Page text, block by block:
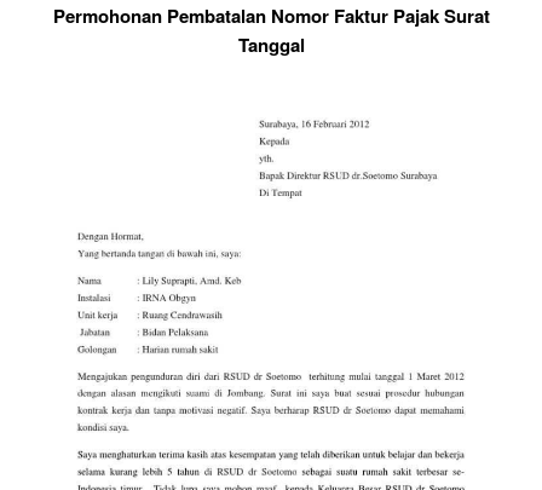
Permohonan Pembatalan Nomor Faktur Pajak Surat
Tanggal